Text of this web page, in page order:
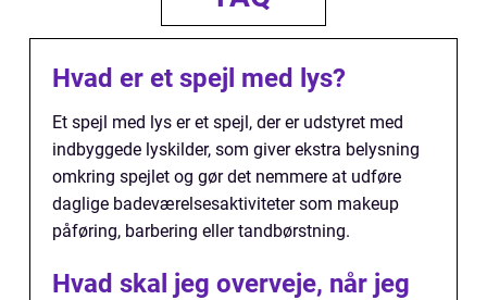
Hvad er et spejl med lys?
Et spejl med lys er et spejl, der er udstyret med
indbyggede lyskilder, som giver ekstra belysning
omkring spejlet og gør det nemmere at udføre
daglige badeværelsesaktiviteter som makeup
påføring, barbering eller tandbørstning.
Hvad skal jeg overveje, når jeg